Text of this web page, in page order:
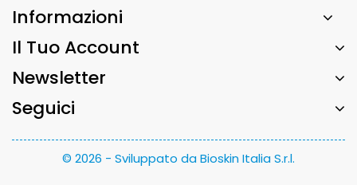
Informazioni
Il Tuo Account
Newsletter
Seguici
© 2026 - Sviluppato da Bioskin Italia S.r.l.